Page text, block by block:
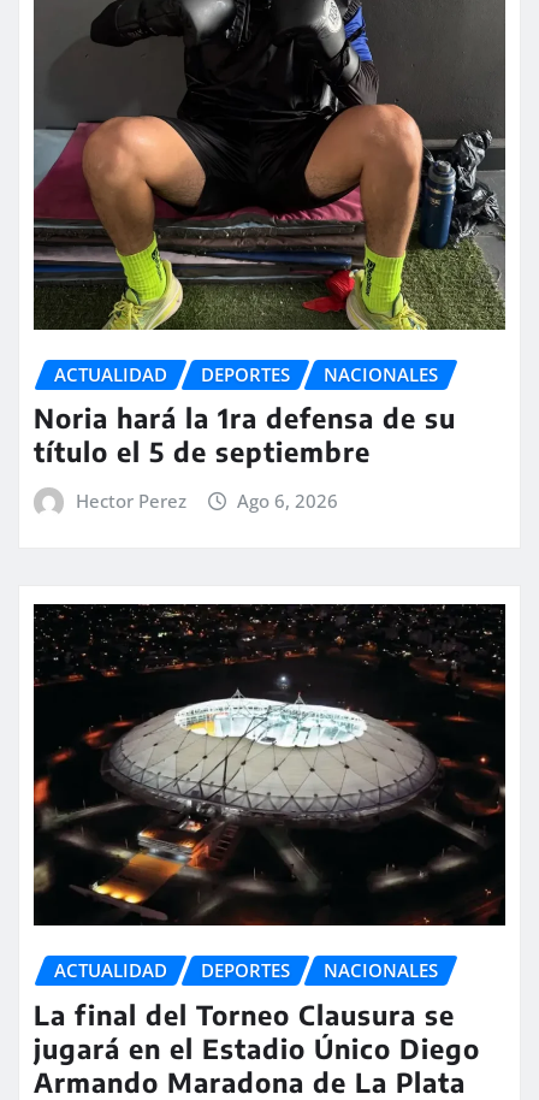
ACTUALIDAD DEPORTES NACIONALES
Noria hará la 1ra defensa de su
título el 5 de septiembre
Hector Perez Ago 6, 2026
ACTUALIDAD DEPORTES NACIONALES
La final del Torneo Clausura se
jugará en el Estadio Único Diego
Armando Maradona de La Plata